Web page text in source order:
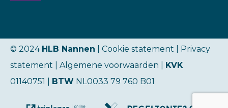
© 2024 HLB Nannen | Cookie statement | Privacy
statement
Algemene voorwaarden
KVK
01140751 | BTW NL0033 79 760 B01